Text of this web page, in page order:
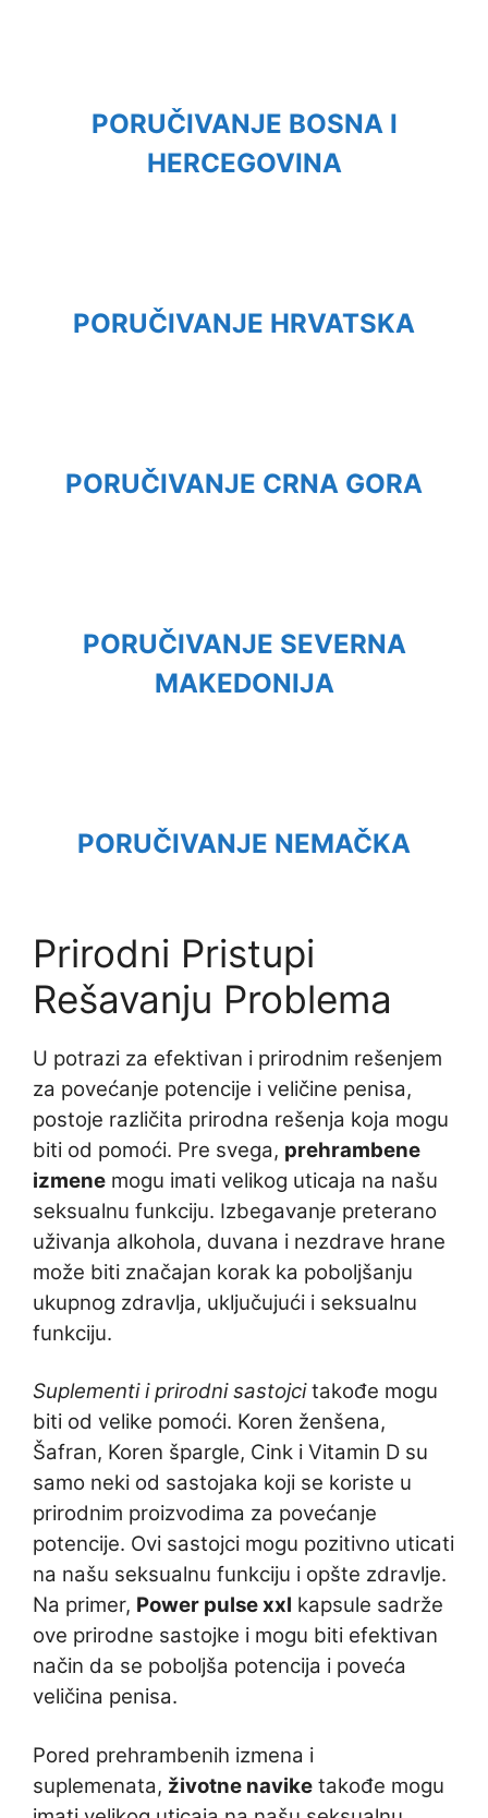
PORUČIVANJE BOSNA I
HERCEGOVINA
PORUČIVANJE HRVATSKA
PORUČIVANJE CRNA GORA
PORUČIVANJE SEVERNA
MAKEDONIJA
PORUČIVANJE NEMAČKA
Prirodni Pristupi
Rešavanju Problema
U potrazi za efektivan i prirodnim rešenjem
za povećanje potencije i veličine penisa,
postoje različita prirodna rešenja koja mogu
biti od pomoći. Pre svega, prehrambene
izmene mogu imati velikog uticaja na našu
seksualnu funkciju. Izbegavanje preterano
uživanja alkohola, duvana i nezdrave hrane
može biti značajan korak ka poboljšanju
ukupnog zdravlja, uključujući i seksualnu
funkciju.
Suplementi i prirodni sastojcitakođe mogu
biti od velike pomoći. Koren ženšena,
Šafran, Koren špargle, Cink i Vitamin D su
samo neki od sastojaka koji se koriste u
prirodnim proizvodima za povećanje
potencije. Ovi sastojci mogu pozitivno uticati
na našu seksualnu funkciju i opšte zdravlje.
Na primer, Power pulse xxl kapsule sadrže
ove prirodne sastojke i mogu biti efektivan
način da se poboljša potencija i poveća
veličina penisa.
Pored prehrambenih izmena i
suplemenata, životne navike takođe mogu